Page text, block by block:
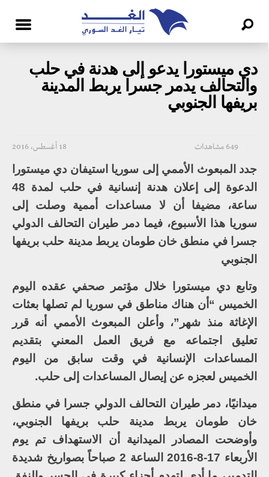
دي ميستورا يدعو إلى هدنة في حلب
والتحالف يدمر جسرا يربط المدينة
بريفها الجنوبي
18 أغسطس، 2016 649 مشاهدات
جدد المبعوث الأممي إلى سوريا استيفان دي ميستورا
الدعوة إلى إعلان هدنة إنسانية في حلب لمدة 48
ساعة، مضيفا أن لا مساعدات أممية وصلت إلى
سوريا هذا الأسبوع، فيما دمر طيران التحالف الدولي
جسرا في منطق خان طومان يربط مدينة حلب بريفها
الجنوبي
وتابع دي ميستورا خلال مؤتمر صحفي عقده اليوم
الخميس “أن هناك مناطق في سوريا لم تصلها بعثات
الإغاثة منذ شهر”، وأعلن المبعوث الأممي أنه قرر
تعليق اجتماعه مع فريق العمل المعني بتقديم
المساعدات الإنسانية في وقت سابق من اليوم
الخميس لعجزه عن إيصال المساعدات إلى حلب.
ميدانيًا، دمر طيران التحالف الدولي جسرا في منطق
خان طومان يربط مدينة حلب بريفها الجنوبي،
وأوضحت المصادر الميدانية أن الاستهداف تم يوم
الأربعاء 17-8-2016 الساعة 2 صباحاً بصواريخ شديدة